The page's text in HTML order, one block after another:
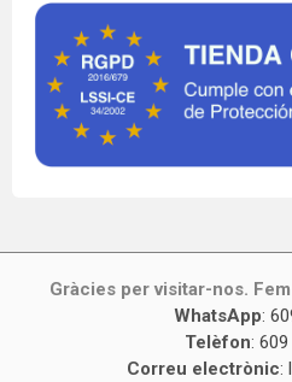
Gràcies per visitar-nos.
WhatsApp:
Telèfon: 609
Correu electrònic: